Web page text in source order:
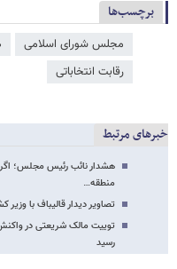
برچسب‌ها
مجلس شورای اسلامی
رقابت انتخاباتی
خبرهای مرتبط
هشدار نائب رئیس مجلس؛ اگر
منطقه…
تصاویر دیدار قالیباف با
توییت مالک شریعتی در
رسید